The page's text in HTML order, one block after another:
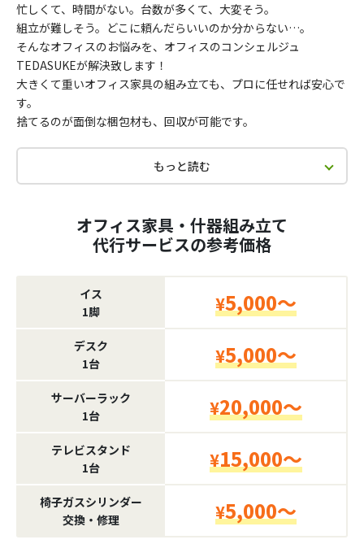
忙しくて、時間がない。台数が多くて、大変そう。
組立が難しそう。どこに頼んだらいいのか分からない…。
そんなオフィスのお悩みを、オフィスのコンシェルジュ
TEDASUKEが解決致します！
大きくて重いオフィス家具の組み立ても、プロに任せれば安心で
す。
捨てるのが面倒な梱包材も、回収が可能です。
もっと読む
オフィス家具・什器組み立て
代行サービスの参考価格
イス
1脚
¥5,000～
デスク
1台
¥5,000～
サーバーラック
1台
¥20,000～
テレビスタンド
1台
¥15,000～
椅子ガスシリンダー
交換・修理
¥5,000～